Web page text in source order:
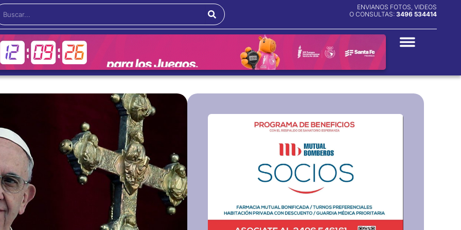
ENVIANOS FOTOS, VIDEOS
O CONSULTAS: 3496 534414